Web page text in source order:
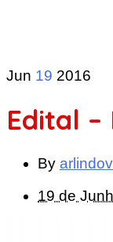
Jun 19 2016
Edital –
By
19 de